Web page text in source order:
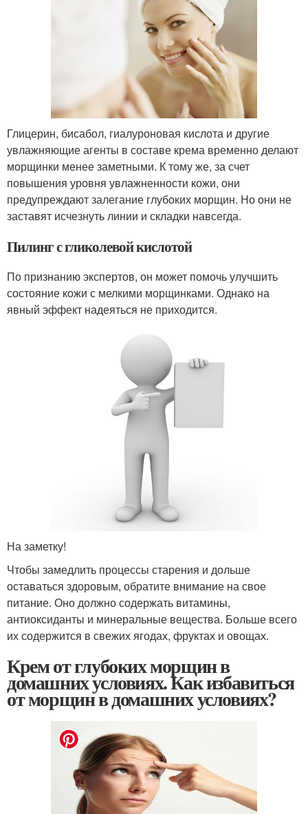
Глицерин, бисабол, гиалуроновая кислота и другие
увлажняющие агенты в составе крема временно делают
морщинки менее заметными. К тому же, за счет
повышения уровня увлажненности кожи, они
предупреждают залегание глубоких морщин. Но они не
заставят исчезнуть линии и складки навсегда.
Пилинг с гликолевой кислотой
По признанию экспертов, он может помочь улучшить
состояние кожи с мелкими морщинками. Однако на
явный эффект надеяться не приходится.
На заметку!
Чтобы замедлить процессы старения и дольше
оставаться здоровым, обратите внимание на свое
питание. Оно должно содержать витамины,
антиоксиданты и минеральные вещества. Больше всего
их содержится в свежих ягодах, фруктах и овощах.
Крем от глубоких морщин в
домашних условиях. Как избавиться
от морщин в домашних условиях?